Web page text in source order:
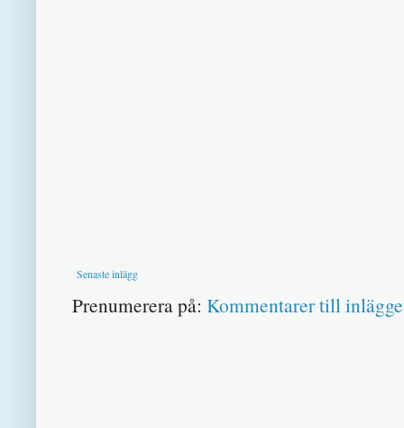
Senaste inlägg
Prenumerera på: Kommentarer till